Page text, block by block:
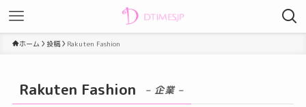
ホーム 投稿 Rakuten Fashion
Rakuten Fashion – 企業 –